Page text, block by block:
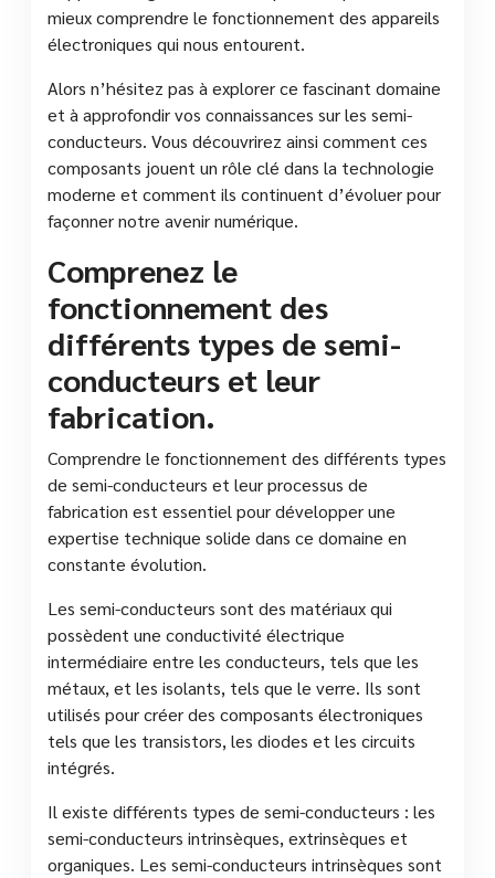
mieux comprendre le fonctionnement des appareils
électroniques qui nous entourent.
Alors n’hésitez pas à explorer ce fascinant domaine
et à approfondir vos connaissances sur les semi-
conducteurs. Vous découvrirez ainsi comment ces
composants jouent un rôle clé dans la technologie
moderne et comment ils continuent d’évoluer pour
façonner notre avenir numérique.
Comprenez le
fonctionnement des
différents types de semi-
conducteurs et leur
fabrication.
Comprendre le fonctionnement des différents types
de semi-conducteurs et leur processus de
fabrication est essentiel pour développer une
expertise technique solide dans ce domaine en
constante évolution.
Les semi-conducteurs sont des matériaux qui
possèdent une conductivité électrique
intermédiaire entre les conducteurs, tels que les
métaux, et les isolants, tels que le verre. Ils sont
utilisés pour créer des composants électroniques
tels que les transistors, les diodes et les circuits
intégrés.
Il existe différents types de semi-conducteurs : les
semi-conducteurs intrinsèques, extrinsèques et
organiques. Les semi-conducteurs intrinsèques sont